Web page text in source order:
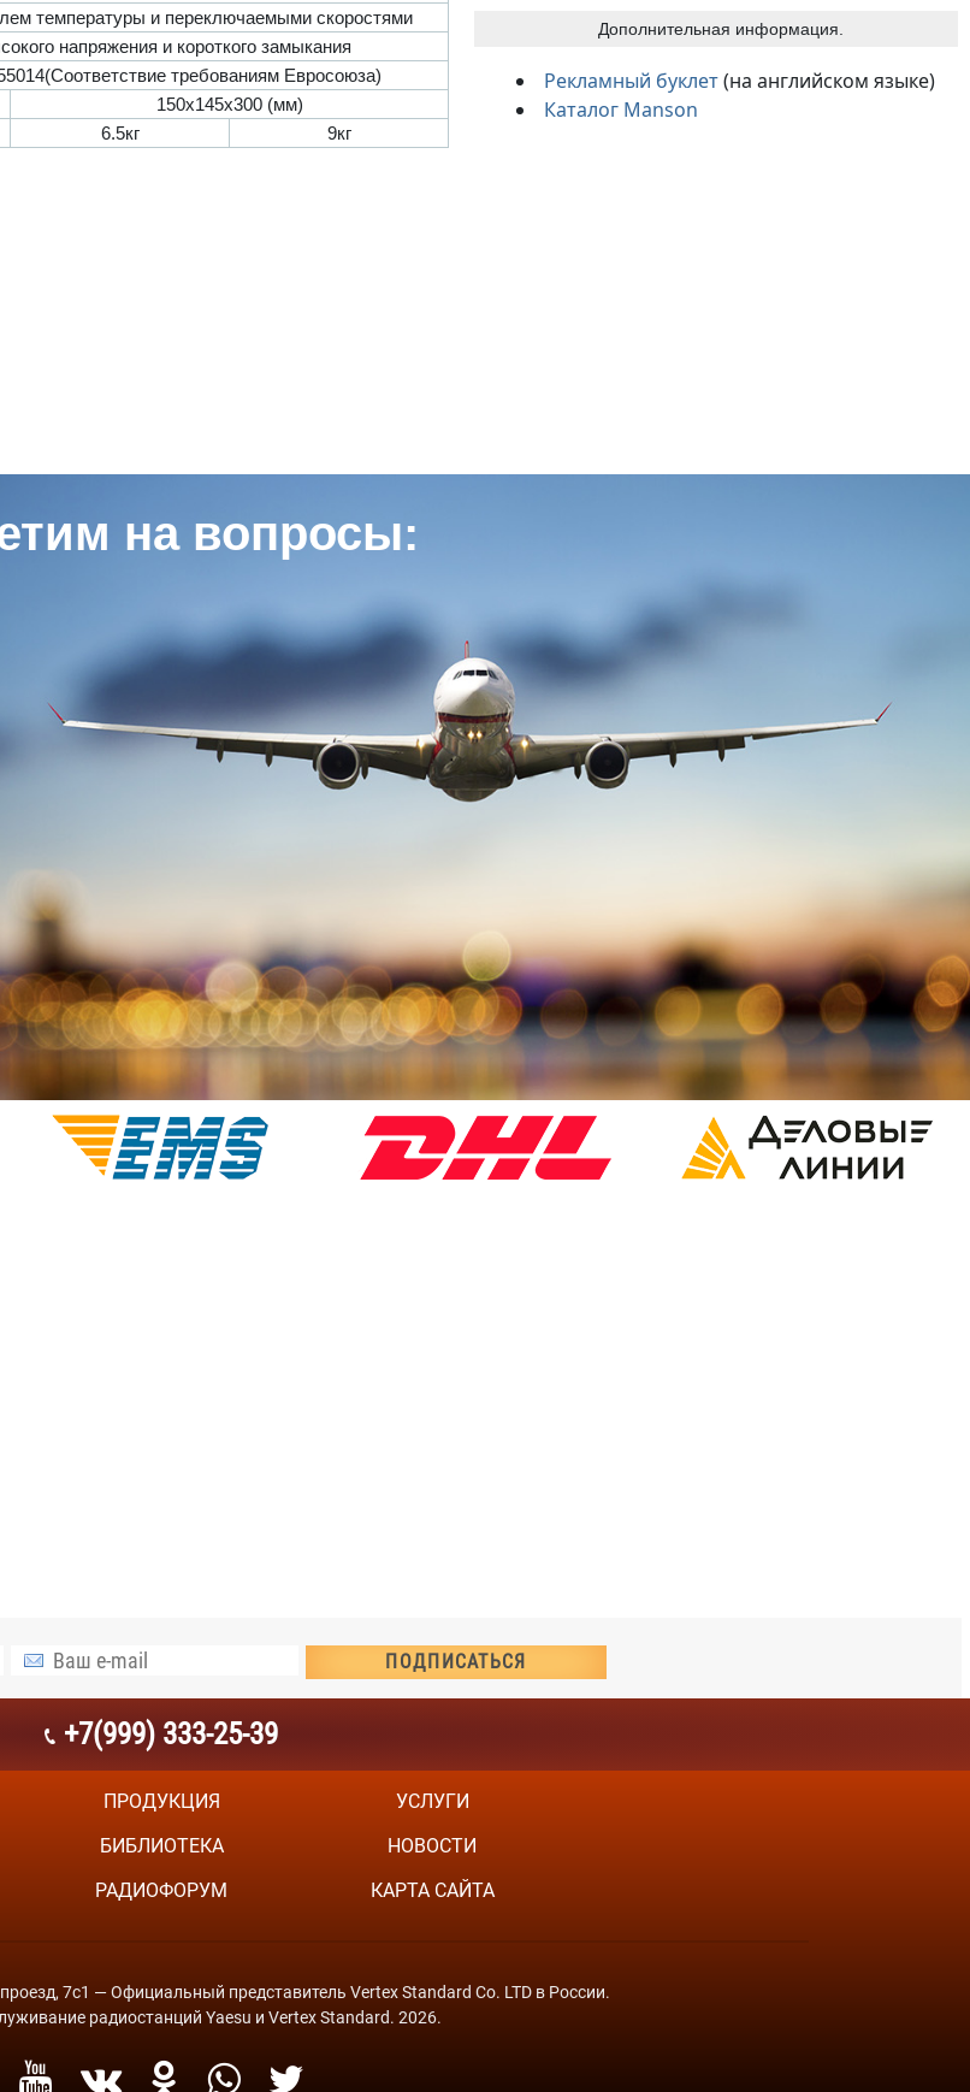
температуры и переключаемыми скоростями
напряжения и короткого замыкания
требованиям Евросоюза)
150x145x300 (мм)
6.5кг 9кг
Дополнительная информация.
Рекламный буклет(на английском языке)
Каталог Manson
на вопросы:
+7(999) 333-25-39
ПРОДУКЦИЯ
БИБЛИОТЕКА
РАДИОФОРУМ
УСЛУГИ
НОВОСТИ
КАРТА САЙТА
7с1 — Официальный представитель Vertex Standard Co. LTD в России.
радиостанций Yaesu и Vertex Standard. 2026.